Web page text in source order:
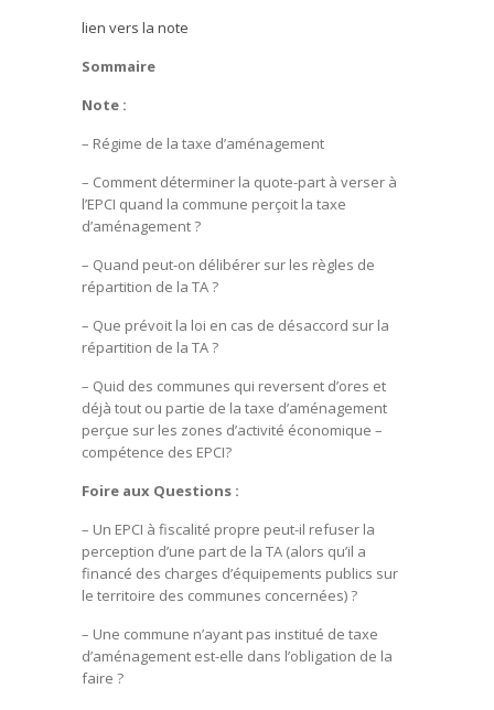
lien vers la note
Sommaire
Note :
– Régime de la taxe d’aménagement
– Comment déterminer la quote-part à verser à
l’EPCI quand la commune perçoit la taxe
d’aménagement ?
– Quand peut-on délibérer sur les règles de
répartition de la TA ?
– Que prévoit la loi en cas de désaccord sur la
répartition de la TA ?
– Quid des communes qui reversent d’ores et
déjà tout ou partie de la taxe d’aménagement
perçue sur les zones d’activité économique –
compétence des EPCI?
Foire aux Questions :
– Un EPCI à fiscalité propre peut-il refuser la
perception d’une part de la TA (alors qu’il a
financé des charges d’équipements publics sur
le territoire des communes concernées) ?
– Une commune n’ayant pas institué de taxe
d’aménagement est-elle dans l’obligation de la
faire ?